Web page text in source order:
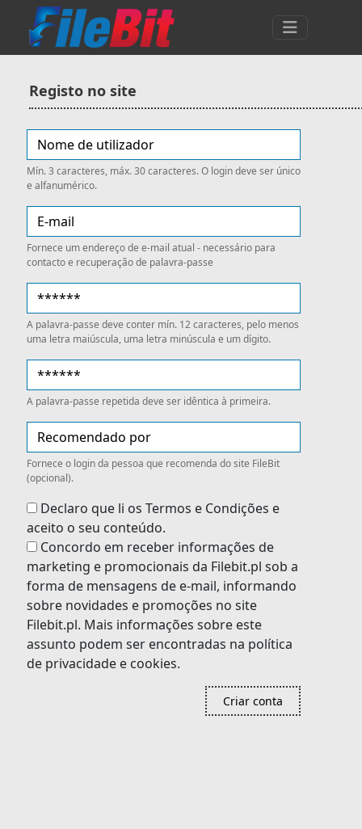
Registo no site
Mín. 3 caracteres, máx. 30 caracteres. O login deve ser único
e alfanumérico.
Fornece um endereço de e-mail atual - necessário para
contacto e recuperação de palavra-passe
A palavra-passe deve conter mín. 12 caracteres, pelo menos
uma letra maiúscula, uma letra minúscula e um dígito.
A palavra-passe repetida deve ser idêntica à primeira.
Fornece o login da pessoa que recomenda do site FileBit
(opcional).
Declaro que li os Termos e Condições e
aceito o seu conteúdo.
Concordo em receber informações de
marketing e promocionais da Filebit.pl sob a
forma de mensagens de e-mail, informando
sobre novidades e promoções no site
Filebit.pl. Mais informações sobre este
assunto podem ser encontradas na política
de privacidade e cookies.